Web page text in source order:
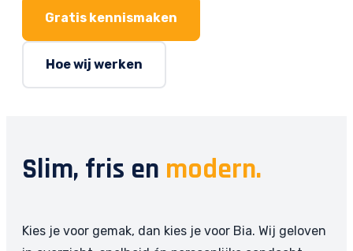
Gratis kennismaken
Hoe wij werken
Slim, fris en modern.
Kies je voor gemak, dan kies je voor Bia. Wij geloven